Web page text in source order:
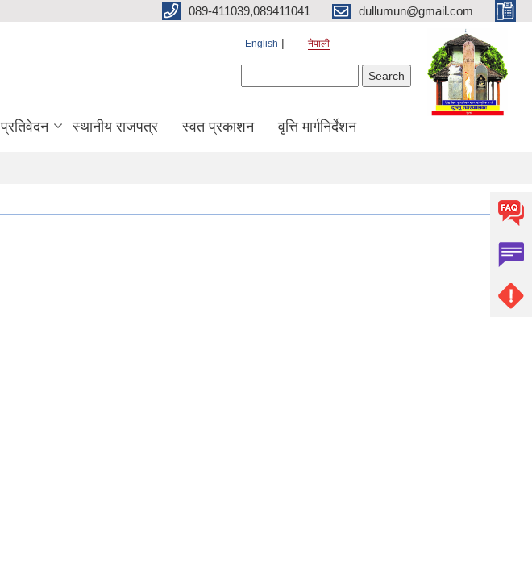
089-411039,089411041 dullumun@gmail.com
English नेपाली
प्रतिवेदन स्थानीय राजपत्र स्वत प्रकाशन वृत्ति मार्गनिर्देशन